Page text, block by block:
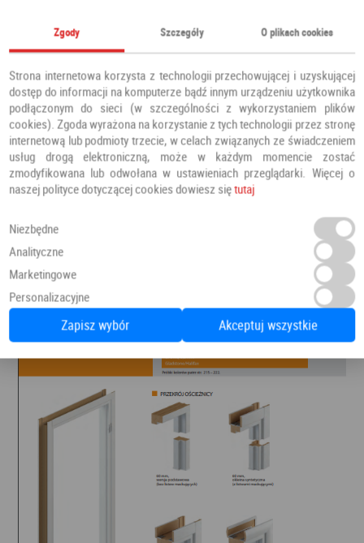
Zgody Szczegóły O plikach cookies
Strona internetowa korzysta z technologii przechowującej i uzyskującej
dostęp do informacji na komputerze bądź innym urządzeniu użytkownika
podłączonym do sieci (w szczególności z wykorzystaniem plików
cookies). Zgoda wyrażona na korzystanie z tych technologii przez stronę
internetową lub podmioty trzecie, w celach związanych ze świadczeniem
usług drogą elektroniczną, może w każdym momencie zostać
zmodyfikowana lub odwołana w ustawieniach przeglądarki. Więcej o
naszej polityce dotyczącej cookies dowiesz siętutaj
Niezbędne
Analityczne
Marketingowe
Personalizacyjne
Zapisz wybór Akceptuj wszystkie